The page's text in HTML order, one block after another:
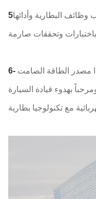
البطارية وأدائها
مصدر الطاقة الصامت
بهدوء قيادة السيارة